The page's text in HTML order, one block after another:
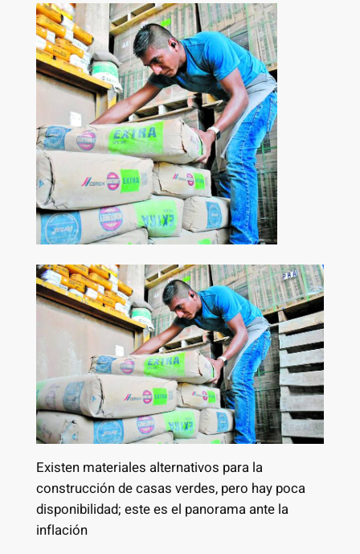
Existen materiales alternativos para la
construcción de casas verdes, pero hay poca
disponibilidad; este es el panorama ante la
inflación